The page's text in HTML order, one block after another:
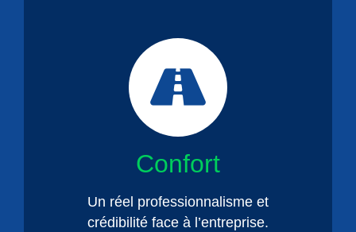
Confort
Un réel professionnalisme et
crédibilité face à l’entreprise.